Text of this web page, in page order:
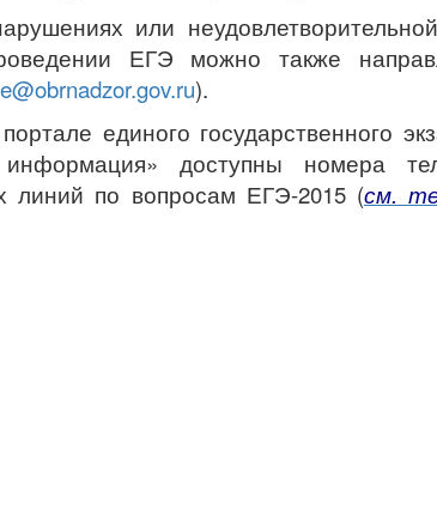
или
ЕГЭ можно также
).
единого государственного
доступны номера
линий по вопросам ЕГЭ-2015 (см.